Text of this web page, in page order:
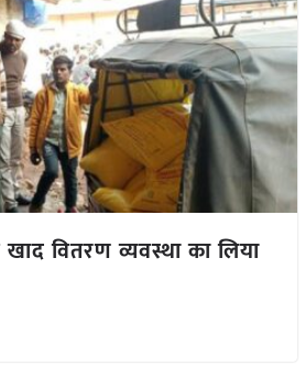
वितरण व्यवस्था का लिया